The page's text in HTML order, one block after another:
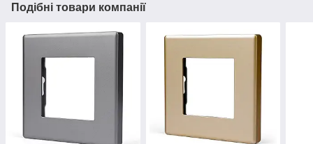
Подібні товари компанії